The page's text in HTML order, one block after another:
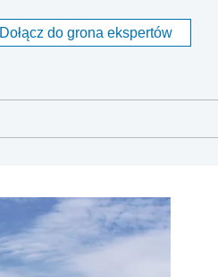
Dołącz do grona ekspertów